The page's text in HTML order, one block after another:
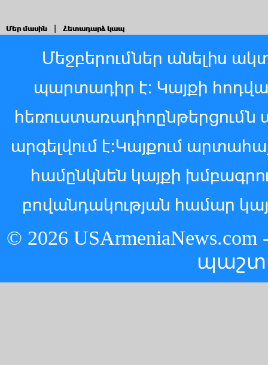
Մեր մասին Հետադարձ կապ
Մեջբերումներ անելիս
պարտադիր է: Կայքի
հեռուստառադիոընթերցումն
արգելվում է:Կայքում
համընկնեն կայքի
բովանդակության համար
© 2026